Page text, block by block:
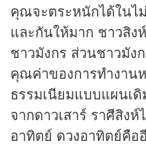
คุณจะตระหนักได้ในไ
และกันให้มาก ชาวสิง
ชาวมังกร ส่วนชาวมัง
คุณค่าของการทำงาน
ธรรมเนียมแบบแผนเ
จากดาวเสาร์ ราศีสิง
อาทิตย์ ดวงอาทิตย์คือ